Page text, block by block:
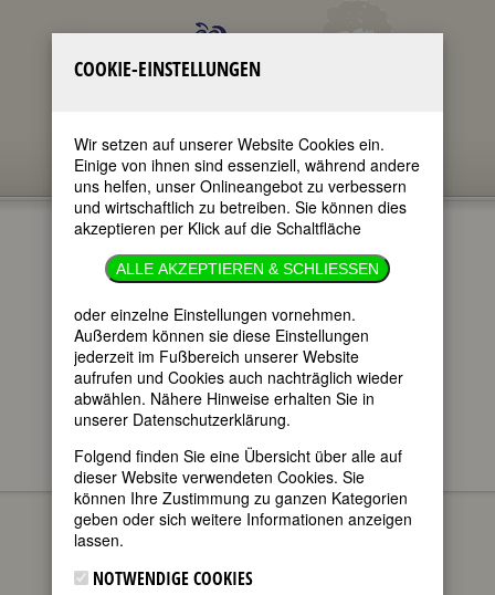
BARBARA
HEPWORTH
im ganzen Text
nur in Titeln
BIOGRAPHIEN Barbara Hepworth
geboren am
10. Januar
1903 in
COOKIE-EINSTELLUNGEN
Wir setzen auf unserer Website Cookies ein.
Einige von ihnen sind essenziell, während andere
uns helfen, unser Onlineangebot zu verbessern
und wirtschaftlich zu betreiben. Sie können dies
akzeptieren per Klick auf die Schaltfläche
ALLE AKZEPTIEREN & SCHLIESSEN
oder einzelne Einstellungen vornehmen.
Außerdem können sie diese Einstellungen
jederzeit im Fußbereich unserer Website
aufrufen und Cookies auch nachträglich wieder
abwählen. Nähere Hinweise erhalten Sie in
unserer Datenschutzerklärung.
Folgend finden Sie eine Übersicht über alle auf
dieser Website verwendeten Cookies. Sie
können Ihre Zustimmung zu ganzen Kategorien
geben oder sich weitere Informationen anzeigen
lassen.
NOTWENDIGE COOKIES